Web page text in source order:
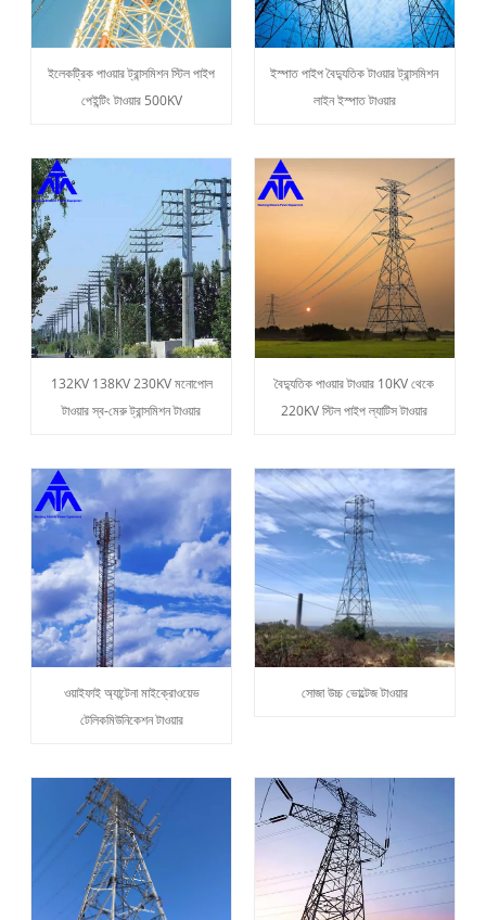
ইলেকট্রিক পাওয়ার ট্রান্সমিশন স্টিল পাইপ
পেইন্টিং টাওয়ার 500KV
ইস্পাত পাইপ বৈদ্যুতিক টাওয়ার ট্রান্সমিশন
লাইন ইস্পাত টাওয়ার
132KV 138KV 230KV মনোপোল
টাওয়ার স্ব-মেরু ট্রান্সমিশন টাওয়ার
বৈদ্যুতিক পাওয়ার টাওয়ার 10KV থেকে
220KV স্টিল পাইপ ল্যাটিস টাওয়ার
ওয়াইফাই অ্যান্টেনা মাইক্রোওয়েভ
টেলিকমিউনিকেশন টাওয়ার
সোজা উচ্চ ভোল্টেজ টাওয়ার